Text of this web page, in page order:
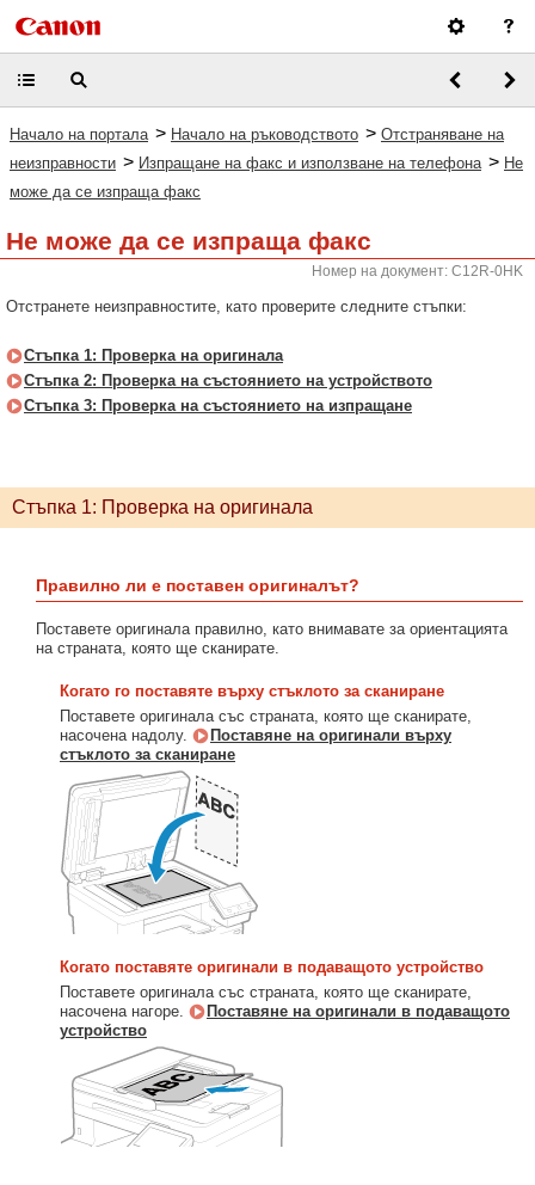
Начало на портала > Начало на ръководството > Отстраняване на
неизправности > Изпращане на факс и използване на телефона > Не
може да се изпраща факс
Не може да се изпраща факс
Номер на документ: C12R-0HK
Отстранете неизправностите, като проверите следните стъпки:
Стъпка 1: Проверка на оригинала
Стъпка 2: Проверка на състоянието на устройството
Стъпка 3: Проверка на състоянието на изпращане
Стъпка 1: Проверка на оригинала
Правилно ли е поставен оригиналът?
Поставете оригинала правилно, като внимавате за ориентацията
на страната, която ще сканирате.
Когато го поставяте върху стъклото за сканиране
Поставете оригинала със страната, която ще сканирате,
насочена надолу.
Поставяне на оригинали върху
стъклото за сканиране
Когато поставяте оригинали в подаващото устройство
Поставете оригинала със страната, която ще сканирате,
насочена нагоре.
Поставяне на оригинали в подаващото
устройство